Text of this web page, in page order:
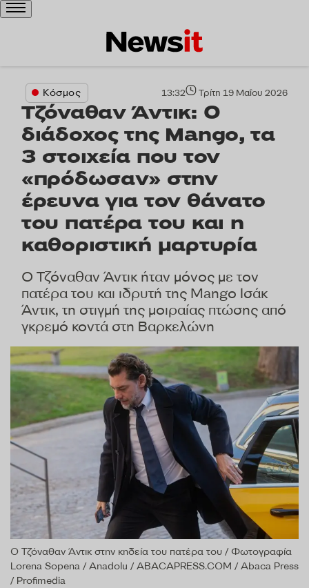
Κόσμος 13:32 Τρίτη 19 Μαΐου 2026
Τζόναθαν Άντικ: Ο
διάδοχος της Mango, τα
3 στοιχεία που τον
«πρόδωσαν» στην
έρευνα για τον θάνατο
του πατέρα του και η
καθοριστική μαρτυρία
Ο Τζόναθαν Άντικ ήταν μόνος με τον
πατέρα του και ιδρυτή της Mango Ισάκ
Άντικ, τη στιγμή της μοιραίας πτώσης από
γκρεμό κοντά στη Βαρκελώνη
Ο Τζόναθαν Άντικ στην κηδεία του πατέρα του / Φωτογραφία
Lorena Sopena / Anadolu / ABACAPRESS.COM / Abaca Press
/ Profimedia